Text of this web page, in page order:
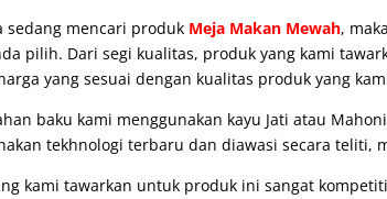
sedang mencari produk Meja Makan Mewah,
pilih. Dari segi kualitas, produk yang kami
yang sesuai dengan kualitas produk yang
baku kami menggunakan kayu Jati atau
tekhnologi terbaru dan diawasi secara teliti,
kami tawarkan untuk produk ini sangat